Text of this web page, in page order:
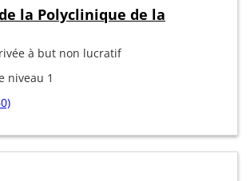
la Polyclinique de la
à but non lucratif
niveau 1